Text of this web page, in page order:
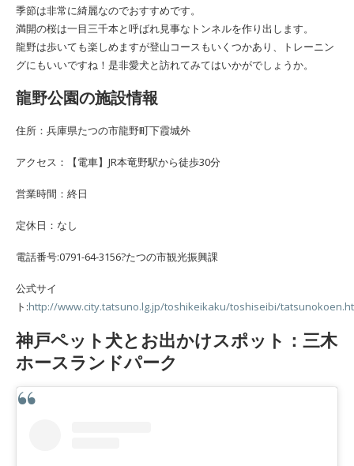
季節は非常に綺麗なのでおすすめです。
満開の桜は一目三千本と呼ばれ見事なトンネルを作り出します。
龍野は歩いても楽しめますが登山コースもいくつかあり、トレーニン
グにもいいですね！是非愛犬と訪れてみてはいかがでしょうか。
龍野公園の施設情報
住所：兵庫県たつの市龍野町下霞城外
アクセス：【電車】JR本竜野駅から徒歩30分
営業時間：終日
定休日：なし
電話番号:0791-64-3156?たつの市観光振興課
公式サイ
ト:http://www.city.tatsuno.lg.jp/toshikeikaku/toshiseibi/
神戸ペット犬とお出かけスポット：三木
ホースランドパーク